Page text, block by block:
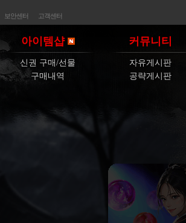
보안센터 고객센터
아이템샵
신권 구매/선물
구매내역
커뮤니티
자유게시판
공략게시판